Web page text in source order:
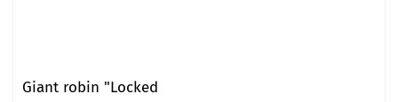
Giant robin "Locked